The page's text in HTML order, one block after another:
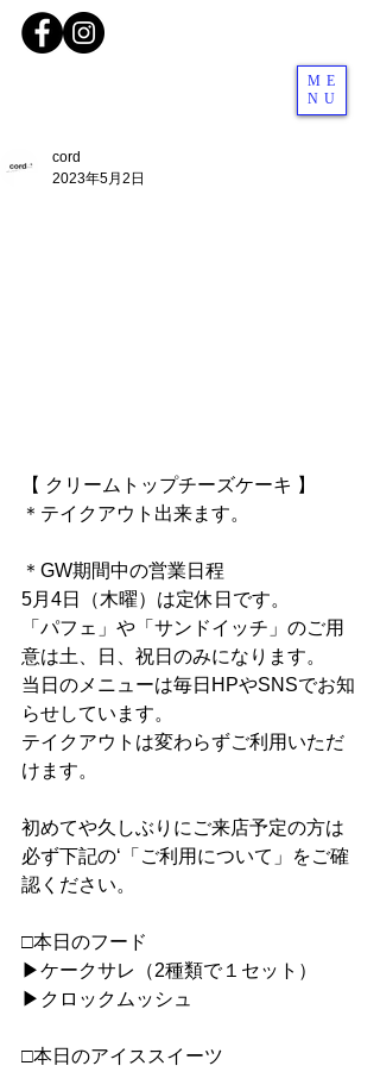
ME
NU
cord
2023年5月2日
【 クリームトップチーズケーキ 】
＊テイクアウト出来ます。
＊GW期間中の営業日程
5月4日（木曜）は定休日です。
「パフェ」や「サンドイッチ」のご用
意は土、日、祝日のみになります。
当日のメニューは毎日HPやSNSでお知
らせしています。
テイクアウトは変わらずご利用いただ
けます。
初めてや久しぶりにご来店予定の方は
必ず下記の‘「ご利用について」をご確
認ください。
□本日のフード
▶︎ケークサレ（2種類で１セット）
▶︎クロックムッシュ
□本日のアイススイーツ